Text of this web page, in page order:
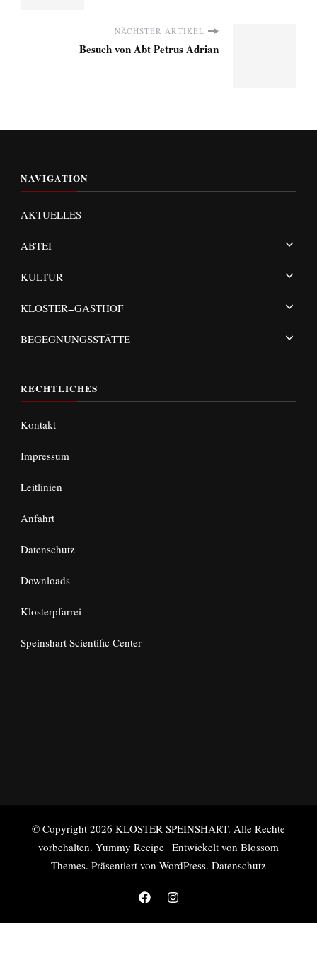
NÄCHSTER ARTIKEL
Besuch von Abt Petrus Adrian
NAVIGATION
AKTUELLES
ABTEI
KULTUR
KLOSTER=GASTHOF
BEGEGNUNGSSTÄTTE
RECHTLICHES
Kontakt
Impressum
Leitlinien
Anfahrt
Datenschutz
Downloads
Klosterpfarrei
Speinshart Scientific Center
© Copyright 2026 KLOSTER SPEINSHART. Alle Rechte
vorbehalten. Yummy Recipe | Entwickelt von Blossom
Themes. Präsentiert von WordPress. Datenschutz